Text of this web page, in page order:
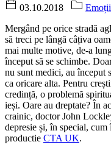
03.10.2018 Emoții
Mergând pe orice stradă
să treci pe lângă câțiva
mai multe motive, de-a
început să se schimbe.
nu sunt medici, au început
ca oricare alta. Pentru
credință, o problemă
ieși. Oare au dreptate? În
crainic, doctor John
depresie și, în special, cum
productie CTA UK.